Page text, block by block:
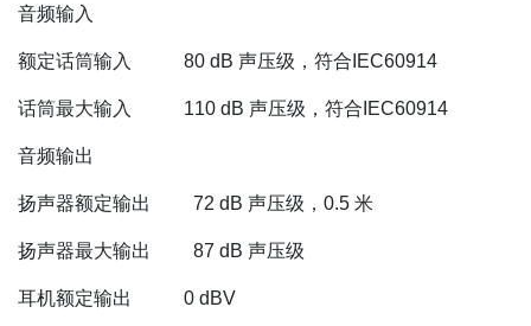
音频输入
额定话筒输入 80 dB 声压级，符合IEC60914
话筒最大输入 110 dB 声压级，符合IEC60914
音频输出
扬声器额定输出 72 dB 声压级，0.5 米
扬声器最大输出 87 dB 声压级
耳机额定输出 0 dBV